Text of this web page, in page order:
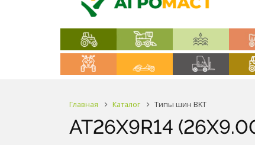
Главная Каталог Типы шин BKT
AT26X9R14